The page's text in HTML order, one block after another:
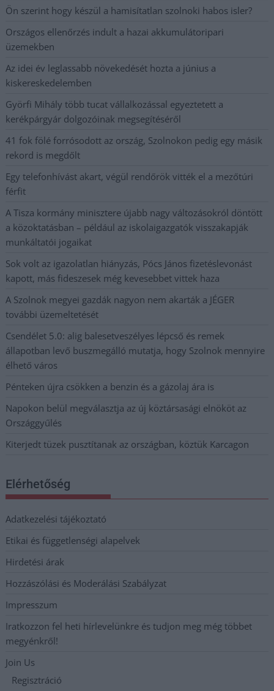
Ön szerint hogy készül a hamisítatlan szolnoki habos isler?
Országos ellenőrzés indult a hazai akkumulátoripari
üzemekben
Az idei év leglassabb növekedését hozta a június a
kiskereskedelemben
Györfi Mihály több tucat vállalkozással egyeztetett a
kerékpárgyár dolgozóinak megsegítéséről
41 fok fölé forrósodott az ország, Szolnokon pedig egy másik
rekord is megdőlt
Egy telefonhívást akart, végül rendőrök vitték el a mezőtúri
férfit
A Tisza kormány minisztere újabb nagy változásokról döntött
a közoktatásban – például az iskolaigazgatók visszakapják
munkáltatói jogaikat
Sok volt az igazolatlan hiányzás, Pócs János fizetéslevonást
kapott, más fideszesek még kevesebbet vittek haza
A Szolnok megyei gazdák nagyon nem akarták a JÉGER
további üzemeltetését
Csendélet 5.0: alig balesetveszélyes lépcső és remek
állapotban levő buszmegálló mutatja, hogy Szolnok mennyire
élhető város
Pénteken újra csökken a benzin és a gázolaj ára is
Napokon belül megválasztja az új köztársasági elnököt az
Országgyűlés
Kiterjedt tüzek pusztítanak az országban, köztük Karcagon
Elérhetőség
Adatkezelési tájékoztató
Etikai és függetlenségi alapelvek
Hirdetési árak
Hozzászólási és Moderálási Szabályzat
Impresszum
Iratkozzon fel heti hírlevelünkre és tudjon meg még többet
megyénkről!
Join Us
Regisztráció